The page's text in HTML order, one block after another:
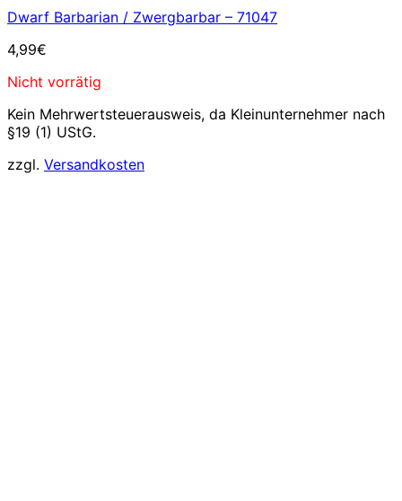
Dwarf Barbarian / Zwergbarbar – 71047
4,99€
Nicht vorrätig
Kein Mehrwertsteuerausweis, da Kleinunternehmer nach
§19 (1) UStG.
zzgl. Versandkosten